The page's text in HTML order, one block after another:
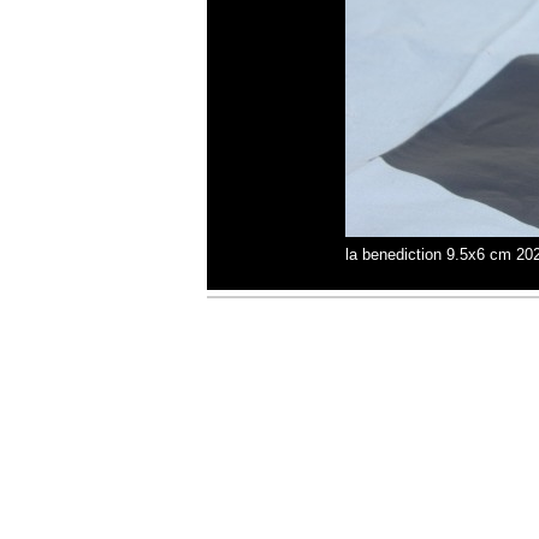
la benediction 9.5x6 cm